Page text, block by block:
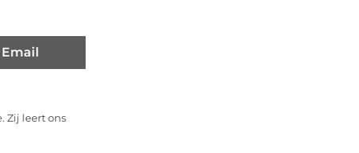
Email
Zij leert ons